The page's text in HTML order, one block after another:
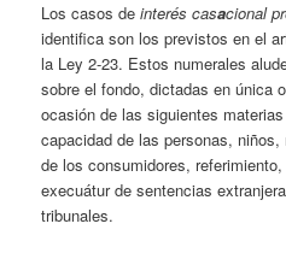
Los casos deinterés casacional
identifica son los previstos en el
la Ley 2-23. Estos numerales
sobre el fondo, dictadas en única
ocasión de las siguientes
capacidad de las personas,
de los consumidores,
execuátur de sentencias
tribunales.